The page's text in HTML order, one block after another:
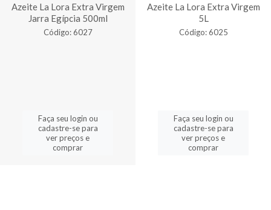
Azeite La Lora Extra Virgem
Jarra Egípcia 500ml
Código: 6027
Faça seu login ou
cadastre-se para
ver preços e
comprar
Azeite La Lora Extra Virgem
5L
Código: 6025
Faça seu login ou
cadastre-se para
ver preços e
comprar